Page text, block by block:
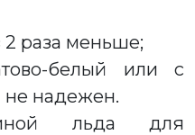
2 раза меньше;
белый или с
не надежен.
льда для